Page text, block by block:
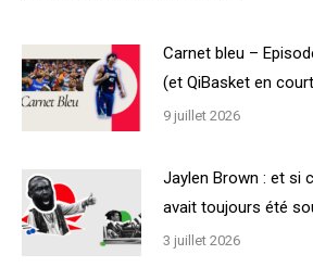
Carnet bleu –
(et QiBasket en
9 juillet 2026
Jaylen Brown : et si
avait toujours été
3 juillet 2026